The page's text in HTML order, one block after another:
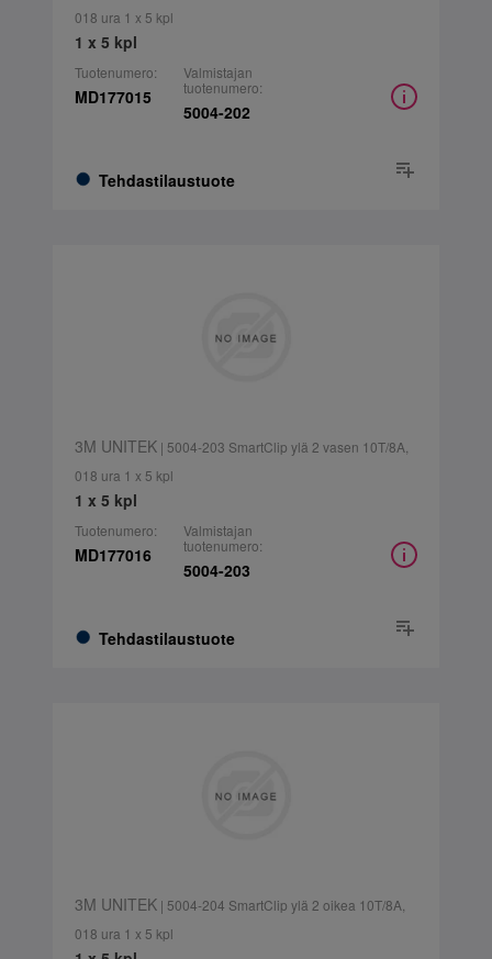
018 ura 1 x 5 kpl
1 x 5 kpl
Tuotenumero:
MD177015
Tehdastilaustuote
Valmistajan
tuotenumero:
5004-202
3M UNITEK| 5004-203 SmartClip ylä 2 vasen 10T/8A,
018 ura 1 x 5 kpl
1 x 5 kpl
Tuotenumero:
MD177016
Tehdastilaustuote
Valmistajan
tuotenumero:
5004-203
3M UNITEK| 5004-204 SmartClip ylä 2 oikea 10T/8A,
018 ura 1 x 5 kpl